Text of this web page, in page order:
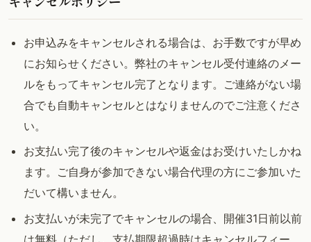
お申込みをキャンセルされる場合は、お手数ですが早め
にお知らせください。弊社のキャンセル受付連絡のメー
ルをもってキャンセル完了となります。ご連絡がない場
合でも自動キャンセルとはなりませんのでご注意くださ
い。
お支払い完了後のキャンセルや返金はお受けいたしかね
ます。ご自身が参加できない場合代理の方にご参加いた
だいて構いません。
お支払いが未完了でキャンセルの場合、開催31日前以前
は無料（ただし、支払期限超過時はキャンセルフィー